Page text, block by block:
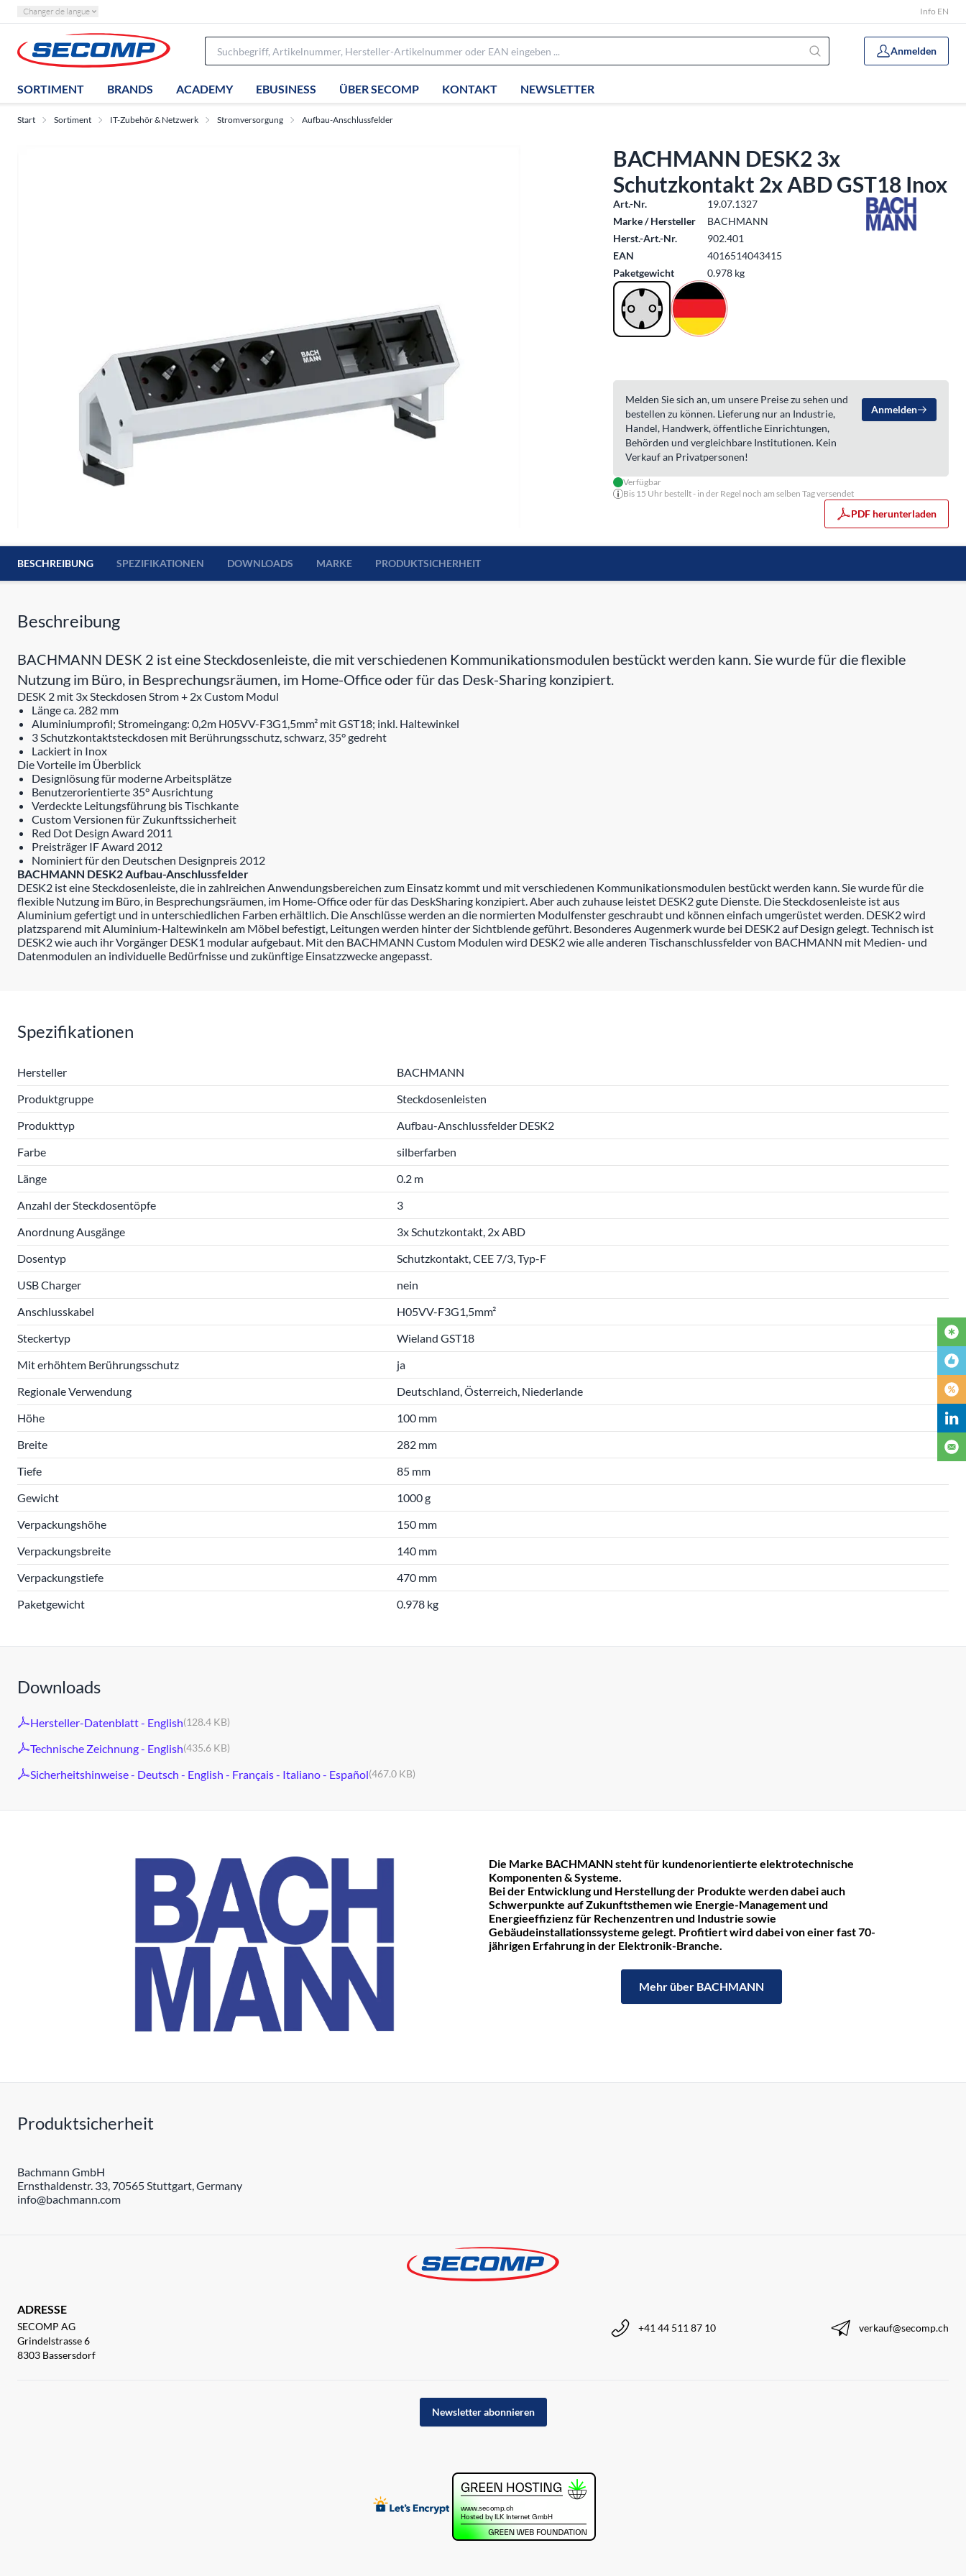
Changer de langue Info EN
Anmelden
SORTIMENT BRANDS ACADEMY EBUSINESS ÜBER SECOMP KONTAKT NEWSLETTER
Start Sortiment IT-Zubehör & Netzwerk Stromversorgung Aufbau-Anschlussfelder
BACHMANN DESK2 3x
Schutzkontakt 2x ABD GST18 Inox
Art.-Nr.
19.07.1327
Marke / Hersteller
BACHMANN
Herst.-Art.-Nr.
902.401
EAN
4016514043415
Paketgewicht
0.978 kg
Melden Sie sich an, um unsere Preise zu sehen und
bestellen zu können. Lieferung nur an Industrie,
Handel, Handwerk, öffentliche Einrichtungen,
Behörden und vergleichbare Institutionen. Kein
Verkauf an Privatpersonen!
Anmelden
Verfügbar
Bis 15 Uhr bestellt - in der Regel noch am selben Tag versendet
PDF herunterladen
BESCHREIBUNG SPEZIFIKATIONEN DOWNLOADS MARKE PRODUKTSICHERHEIT
Beschreibung
BACHMANN DESK 2 ist eine Steckdosenleiste, die mit verschiedenen Kommunikationsmodulen bestückt werden kann. Sie wurde für die flexible
Nutzung im Büro, in Besprechungsräumen, im Home-Office oder für das Desk-Sharing konzipiert.
DESK 2 mit 3x Steckdosen Strom + 2x Custom Modul
Länge ca. 282 mm
Aluminiumprofil; Stromeingang: 0,2m H05VV-F3G1,5mm² mit GST18; inkl. Haltewinkel
3 Schutzkontaktsteckdosen mit Berührungsschutz, schwarz, 35° gedreht
Lackiert in Inox
Die Vorteile im Überblick
Designlösung für moderne Arbeitsplätze
Benutzerorientierte 35° Ausrichtung
Verdeckte Leitungsführung bis Tischkante
Custom Versionen für Zukunftssicherheit
Red Dot Design Award 2011
Preisträger IF Award 2012
Nominiert für den Deutschen Designpreis 2012
BACHMANN DESK2 Aufbau-Anschlussfelder
DESK2 ist eine Steckdosenleiste, die in zahlreichen Anwendungsbereichen zum Einsatz kommt und mit verschiedenen Kommunikationsmodulen bestückt werden kann. Sie wurde für die
flexible Nutzung im Büro, in Besprechungsräumen, im Home-Office oder für das DeskSharing konzipiert. Aber auch zuhause leistet DESK2 gute Dienste. Die Steckdosenleiste ist aus
Aluminium gefertigt und in unterschiedlichen Farben erhältlich. Die Anschlüsse werden an die normierten Modulfenster geschraubt und können einfach umgerüstet werden. DESK2 wird
platzsparend mit Aluminium-Haltewinkeln am Möbel befestigt, Leitungen werden hinter der Sichtblende geführt. Besonderes Augenmerk wurde bei DESK2 auf Design gelegt. Technisch ist
DESK2 wie auch ihr Vorgänger DESK1 modular aufgebaut. Mit den BACHMANN Custom Modulen wird DESK2 wie alle anderen Tischanschlussfelder von BACHMANN mit Medien- und
Datenmodulen an individuelle Bedürfnisse und zukünftige Einsatzzwecke angepasst.
Spezifikationen
Hersteller
BACHMANN
Produktgruppe
Steckdosenleisten
Produkttyp
Aufbau-Anschlussfelder DESK2
Farbe
silberfarben
Länge
0.2 m
Anzahl der Steckdosentöpfe
3
Anordnung Ausgänge
3x Schutzkontakt, 2x ABD
Dosentyp
Schutzkontakt, CEE 7/3, Typ-F
USB Charger
nein
Anschlusskabel
H05VV-F3G1,5mm²
Steckertyp
Wieland GST18
Mit erhöhtem Berührungsschutz
ja
Regionale Verwendung
Deutschland, Österreich, Niederlande
Höhe
100 mm
Breite
282 mm
Tiefe
85 mm
Gewicht
1000 g
Verpackungshöhe
150 mm
Verpackungsbreite
140 mm
Verpackungstiefe
470 mm
Paketgewicht
0.978 kg
Downloads
Hersteller-Datenblatt - English(128.4 KB)
Technische Zeichnung - English(435.6 KB)
Sicherheitshinweise - Deutsch - English - Français - Italiano - Español(467.0 KB)
Die Marke BACHMANN steht für kundenorientierte elektrotechnische
Komponenten & Systeme.
Bei der Entwicklung und Herstellung der Produkte werden dabei auch
Schwerpunkte auf Zukunftsthemen wie Energie-Management und
Energieeffizienz für Rechenzentren und Industrie sowie
Gebäudeinstallationssysteme gelegt. Profitiert wird dabei von einer fast 70-
jährigen Erfahrung in der Elektronik-Branche.
Mehr über BACHMANN
Produktsicherheit
Bachmann GmbH
Ernsthaldenstr. 33, 70565 Stuttgart, Germany
info@bachmann.com
ADRESSE
SECOMP AG
Grindelstrasse 6
8303 Bassersdorf
+41 44 511 87 10 verkauf@secomp.ch
Newsletter abonnieren